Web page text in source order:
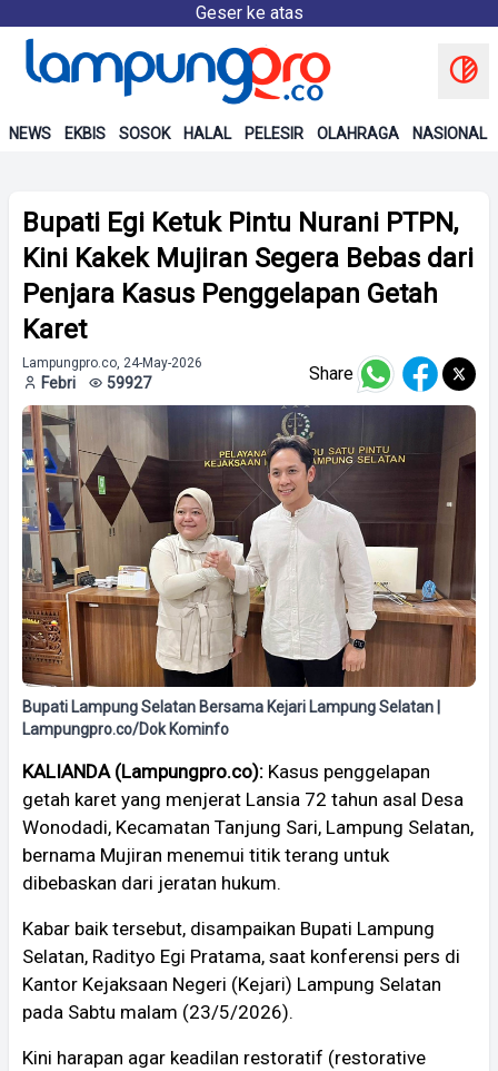
Geser ke atas
NEWS EKBIS SOSOK HALAL PELESIR OLAHRAGA NASIONAL
Bupati Egi Ketuk Pintu Nurani PTPN,
Kini Kakek Mujiran Segera Bebas dari
Penjara Kasus Penggelapan Getah
Karet
Lampungpro.co, 24-May-2026
Febri 59927 Share
Bupati Lampung Selatan Bersama Kejari Lampung Selatan |
Lampungpro.co/Dok Kominfo
KALIANDA (Lampungpro.co): Kasus penggelapan
getah karet yang menjerat Lansia 72 tahun asal Desa
Wonodadi, Kecamatan Tanjung Sari, Lampung Selatan,
bernama Mujiran menemui titik terang untuk
dibebaskan dari jeratan hukum.
Kabar baik tersebut, disampaikan Bupati Lampung
Selatan, Radityo Egi Pratama, saat konferensi pers di
Kantor Kejaksaan Negeri (Kejari) Lampung Selatan
pada Sabtu malam (23/5/2026).
Kini harapan agar keadilan restoratif (restorative